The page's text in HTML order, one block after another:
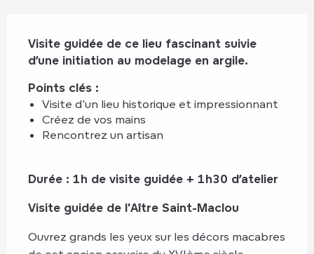
Visite guidée de ce lieu fascinant suivie
d’une initiation au modelage en argile.
Points clés :
Visite d'un lieu historique et impressionnant
Créez de vos mains
Rencontrez un artisan
Durée : 1h de visite guidée + 1h30 d’atelier
Visite guidée de l'Aître Saint-Maclou
Ouvrez grands les yeux sur les décors macabres